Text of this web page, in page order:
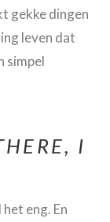
gekke dingen
leven dat
simpel
I
eng. En